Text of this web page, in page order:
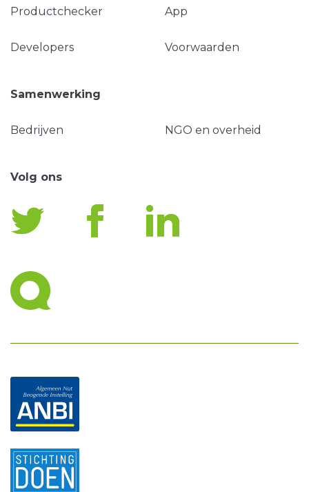
Productchecker App
Developers Voorwaarden
Samenwerking
Bedrijven NGO en overheid
Volg ons